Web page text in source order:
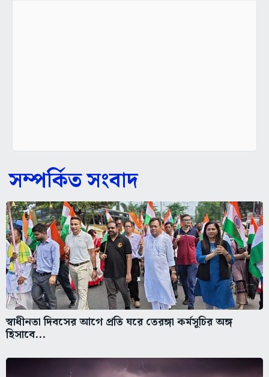
সম্পর্কিত সংবাদ
স্বাধীনতা দিবসের আগে প্রতি ঘরে তেরঙ্গা কর্মসূচির অঙ্গ
হিসাবে...